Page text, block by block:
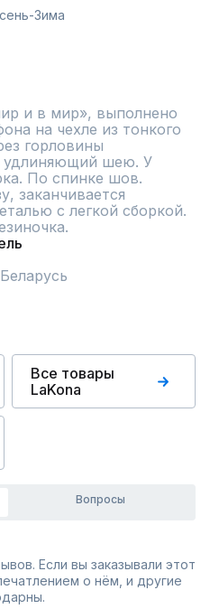
Зима
и в мир», выполнено
на чехле из тонкого
горловины
удлиняющий шею. У
По спинке шов.
заканчивается
с легкой сборкой.
Все товары
LaKona
Вопросы
Если вы заказывали этот
о нём, и другие